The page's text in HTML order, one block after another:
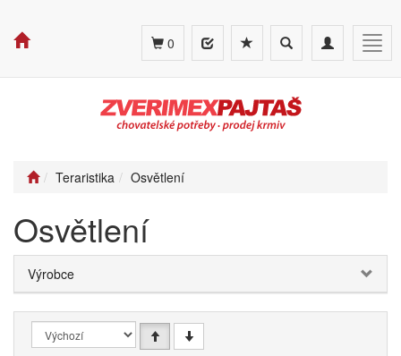
Toggle
navigation
Toggle
search
0
Teraristika Osvětlení
Osvětlení
Výrobce